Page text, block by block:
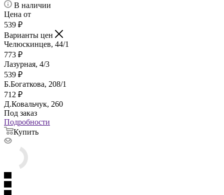
В наличии
Цена от
539 ₽
Варианты цен
Челюскинцев, 44/1
773 ₽
Лазурная, 4/3
539 ₽
Б.Богаткова, 208/1
712 ₽
Д.Ковальчук, 260
Под заказ
Подробности
Купить